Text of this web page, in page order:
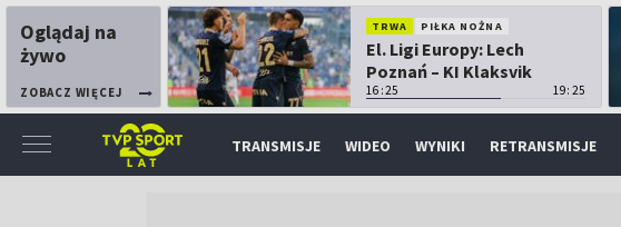
Oglądaj na
żywo
ZOBACZ WIĘCEJ
TRWA PIŁKA NOŻNA
El. Ligi Europy: Lech
Poznań – KI Klaksvik
16:25 19:25
TRANSMISJE WIDEO WYNIKI RETRANSMISJE